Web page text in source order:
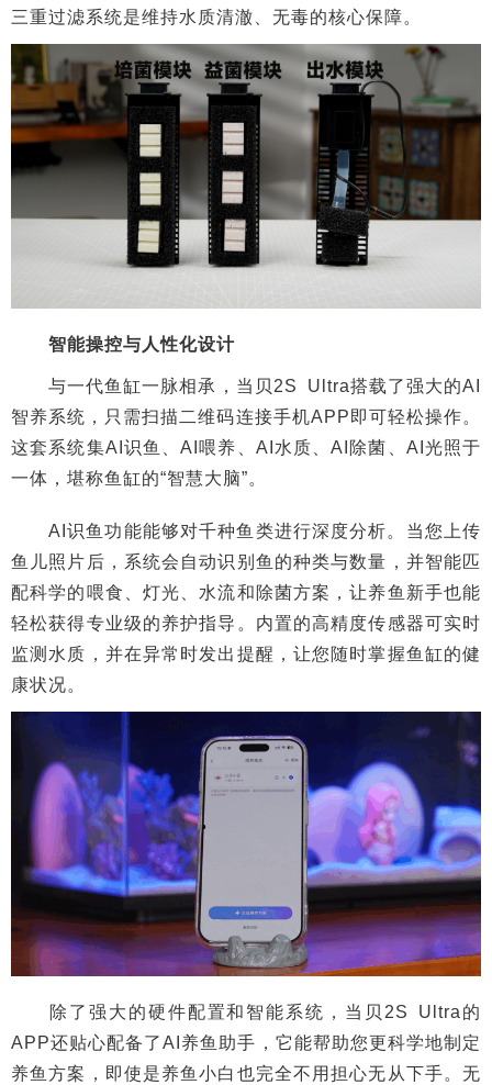
三重过滤系统是维持水质清澈、无毒的核心保障。
智能操控与人性化设计
与一代鱼缸一脉相承，当贝2S Ultra搭载了强大的AI
智养系统，只需扫描二维码连接手机APP即可轻松操作。
这套系统集AI识鱼、AI喂养、AI水质、AI除菌、AI光照于
一体，堪称鱼缸的“智慧大脑”。
AI识鱼功能能够对千种鱼类进行深度分析。当您上传
鱼儿照片后，系统会自动识别鱼的种类与数量，并智能匹
配科学的喂食、灯光、水流和除菌方案，让养鱼新手也能
轻松获得专业级的养护指导。内置的高精度传感器可实时
监测水质，并在异常时发出提醒，让您随时掌握鱼缸的健
康状况。
除了强大的硬件配置和智能系统，当贝2S Ultra的
APP还贴心配备了AI养鱼助手，它能帮助您更科学地制定
养鱼方案，即使是养鱼小白也完全不用担心无从下手。无